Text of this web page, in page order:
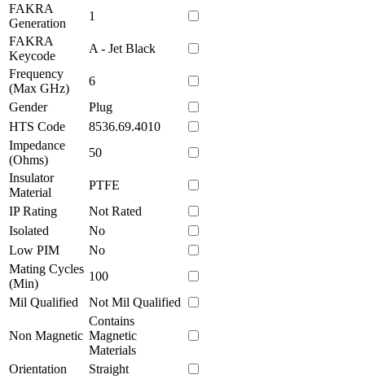
FAKRA
Generation
1
FAKRA
Keycode
A - Jet Black
Frequency
(Max GHz)
6
Gender
Plug
HTS Code
8536.69.4010
Impedance
(Ohms)
50
Insulator
Material
PTFE
IP Rating
Not Rated
Isolated
No
Low PIM
No
Mating Cycles
(Min)
100
Mil Qualified
Not Mil Qualified
Non Magnetic
Contains
Magnetic
Materials
Orientation
Straight